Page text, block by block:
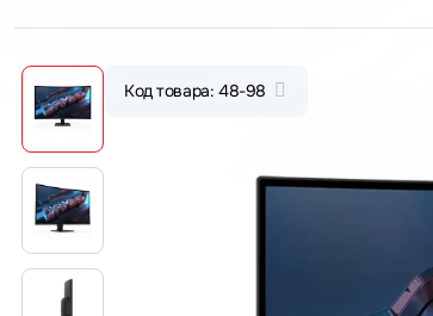
Код товара: 48-98